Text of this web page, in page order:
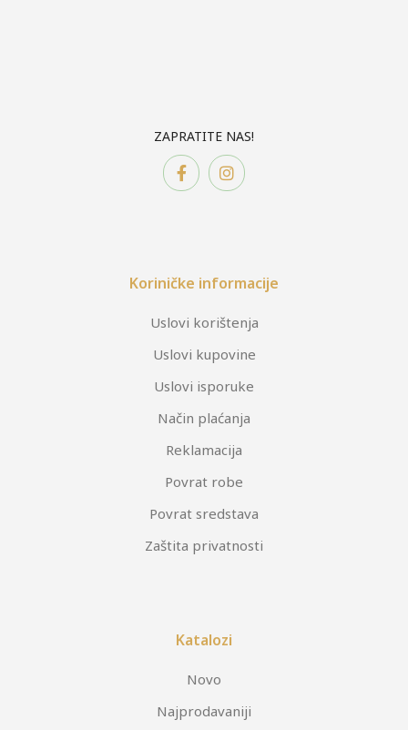
ZAPRATITE NAS!
Koriničke informacije
Uslovi korištenja
Uslovi kupovine
Uslovi isporuke
Način plaćanja
Reklamacija
Povrat robe
Povrat sredstava
Zaštita privatnosti
Katalozi
Novo
Najprodavaniji